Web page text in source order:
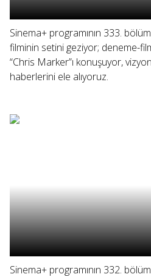
Sinema+ programının 333.
filminin setini geziyor; deneme-
“Chris Marker”ı konuşuyor,
haberlerini ele alıyoruz.
Sinema+ programının 332.